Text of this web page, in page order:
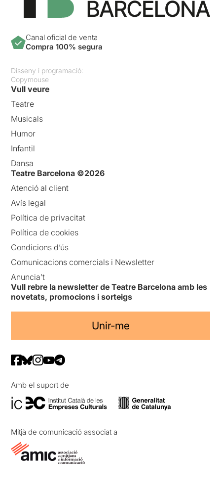
Canal oficial de venta
Compra 100% segura
Disseny i programació:
Copymouse
Vull veure
Teatre
Musicals
Humor
Infantil
Dansa
Teatre Barcelona ©2026
Atenció al client
Avís legal
Política de privacitat
Política de cookies
Condicions d’ús
Comunicacions comercials i Newsletter
Anuncia’t
Vull rebre la newsletter de Teatre Barcelona amb les
novetats, promocions i sorteigs
Unir-me
Amb el suport de
Mitjà de comunicació associat a